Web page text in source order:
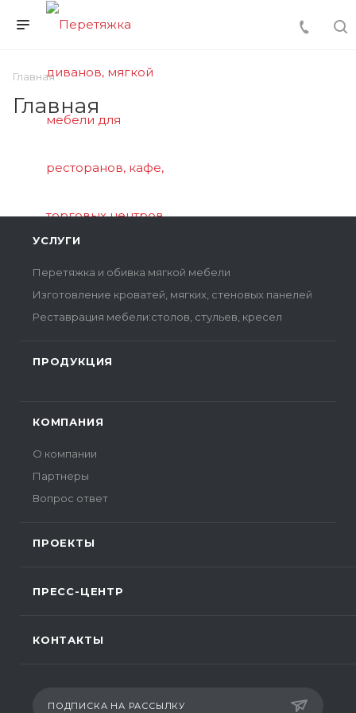
Главная
Главная
УСЛУГИ
Перетяжка и обивка мягкой мебели
Изготовление кроватей, мягких, стеновых панелей
Реставрация мебели:столов, стульев, кресел
ПРОДУКЦИЯ
КОМПАНИЯ
О компании
Партнеры
Вопрос ответ
ПРОЕКТЫ
ПРЕСС-ЦЕНТР
КОНТАКТЫ
ПОДПИСКА НА РАССЫЛКУ